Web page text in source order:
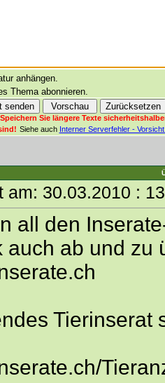
anhängen.
Thema abonnieren.
Sie längere Texte
Siehe auch Interner Serverfehler -
am: 30.03.2010 :
all den
auch ab und zu
Tierinserat